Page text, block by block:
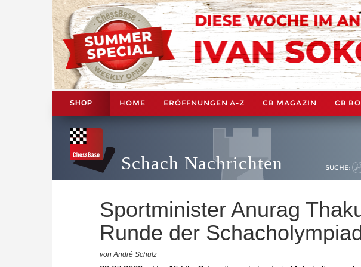
SHOP HOME ERÖFFNUNGEN A-Z CB MAGAZIN CB
Schach Nachrichten SUCHE:
Sportminister Anurag
Runde der
von André Schulz